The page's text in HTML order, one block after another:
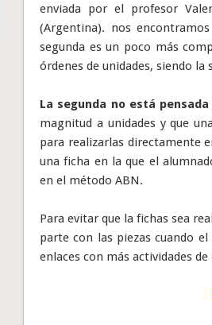
enviada por el profesor
(Argentina). nos
segunda es un poco más
órdenes de unidades, siendo
La segunda no está pensada
magnitud a unidades y que
para realizarlas directamente
una ficha en la que el
en el método ABN.
Para evitar que la fichas sea
parte con las piezas cuando
enlaces con más actividades